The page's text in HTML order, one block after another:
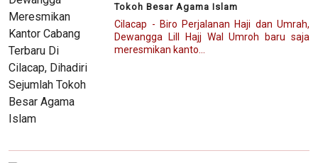
Tokoh Besar Agama Islam
Cilacap - Biro Perjalanan Haji dan Umrah,
Dewangga Lill Hajj Wal Umroh baru saja
meresmikan kanto...